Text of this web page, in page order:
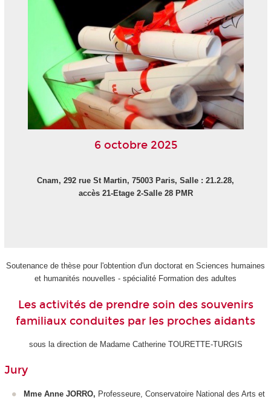
6 octobre 2025
Cnam, 292 rue St Martin, 75003 Paris, Salle : 21.2.28,
accès 21-Etage 2-Salle 28 PMR
Soutenance de thèse pour l'obtention d'un doctorat en Sciences humaines
et humanités nouvelles - spécialité Formation des adultes
Les activités de prendre soin des souvenirs
familiaux conduites par les proches aidants
sous la direction de Madame Catherine TOURETTE-TURGIS
Jury
Mme Anne JORRO, Professeure, Conservatoire National des Arts et